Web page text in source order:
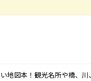
地図本！観光名所や橋、